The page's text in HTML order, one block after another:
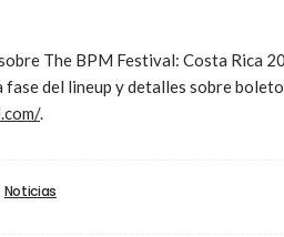
The BPM Festival: Costa Rica
fase del lineup y detalles sobre
.
Noticias